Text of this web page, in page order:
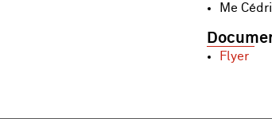
Me
Flyer